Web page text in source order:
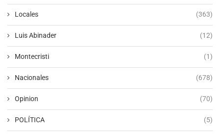
Locales (363)
Luis Abinader (12)
Montecristi (1)
Nacionales (678)
Opinion (70)
POLÍTICA (5)